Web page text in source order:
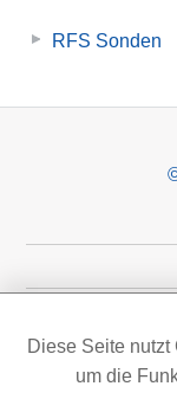
RFS Sonden
Diese Seite
um die